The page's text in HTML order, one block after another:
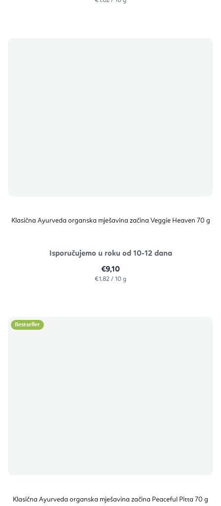
Klasična Ayurveda organska mješavina začina Veggie Heaven 70 g
Isporučujemo u roku od 10-12 dana
€9,10
Izračunaj
€1,82 / 10 g
Bestseller
Klasična Ayurveda organska mješavina začina Peaceful Pitta 70 g